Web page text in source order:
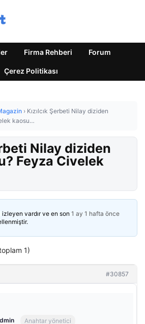
Firma Rehberi Forum
Çerez Politikası
› Kızılcık Şerbeti Nilay diziden
kaosu…
Nilay diziden
Feyza Civelek
izleyen vardır ve en son 1 ay 1 hafta önce
1)
#30857
Anahtar yönetici